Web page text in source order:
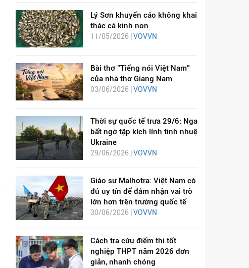
Lý Sơn khuyến cáo không khai
thác cá kình non
11/05/2026 | VOVVN
Bài thơ "Tiếng nói Việt Nam"
của nhà thơ Giang Nam
03/06/2026 | VOVVN
Thời sự quốc tế trưa 29/6: Nga
bất ngờ tập kích lính tinh nhuệ
Ukraine
29/06/2026 | VOVVN
Giáo sư Malhotra: Việt Nam có
đủ uy tín để đảm nhận vai trò
lớn hơn trên trường quốc tế
30/06/2026 | VOVVN
Cách tra cứu điểm thi tốt
nghiệp THPT năm 2026 đơn
giản, nhanh chóng